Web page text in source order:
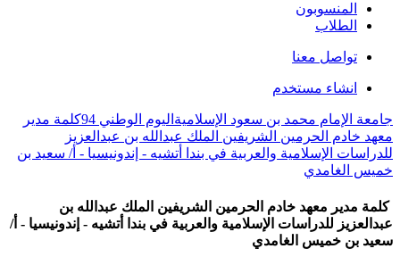
المنسوبون
الطلاب
تواصل معنا
انشاء مستخدم
جامعة الإمام محمد بن سعود الإسلامية اليوم الوطني 94
كلمة مدير
معهد خادم الحرمين الشريفين الملك عبدالله بن عبدالعزيز
للدراسات الإسلامية والعربية في بندا أتشيه - إندونيسيا - أ/ سعيد بن
خميس الغامدي
كلمة مدير معهد خادم الحرمين الشريفين الملك عبدالله بن
عبدالعزيز للدراسات الإسلامية والعربية في بندا أتشيه - إندونيسيا - أ/
سعيد بن خميس الغامدي